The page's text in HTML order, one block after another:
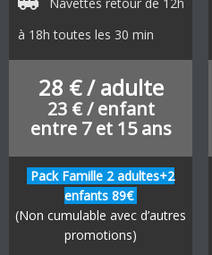
à 18h toutes les 30 min
28 € / adulte
23 € / enfant
entre 7 et 15 ans
Pack Famille 2 adultes+2
enfants 89€
(Non cumulable avec d’autres
promotions)